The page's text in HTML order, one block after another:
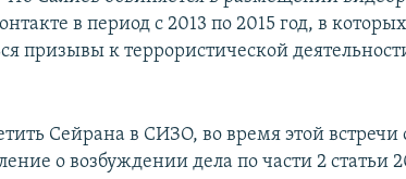
в период с 2013 по 2015 год, в
призывы к террористической
Сейрана в СИЗО, во время этой встречи
о возбуждении дела по части 2 статьи